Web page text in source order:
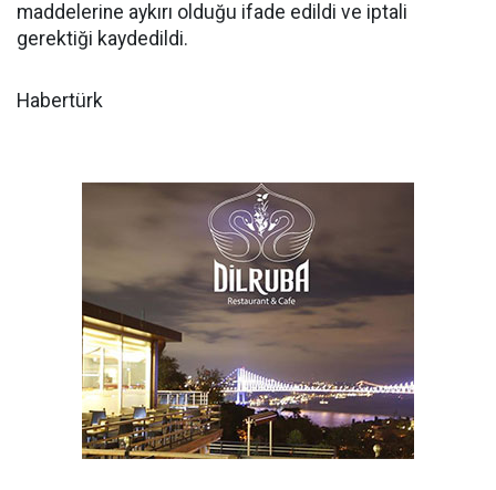
maddelerine aykırı olduğu ifade edildi ve iptali
gerektiği kaydedildi.
Habertürk